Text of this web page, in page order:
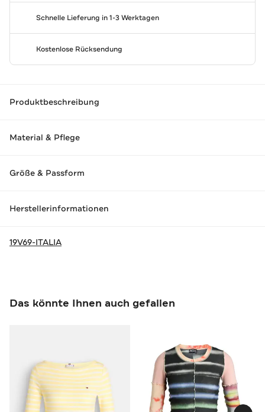
Schnelle Lieferung in 1-3 Werktagen
Kostenlose Rücksendung
Produktbeschreibung
Material & Pflege
Größe & Passform
Herstellerinformationen
19V69-ITALIA
Das könnte Ihnen auch gefallen